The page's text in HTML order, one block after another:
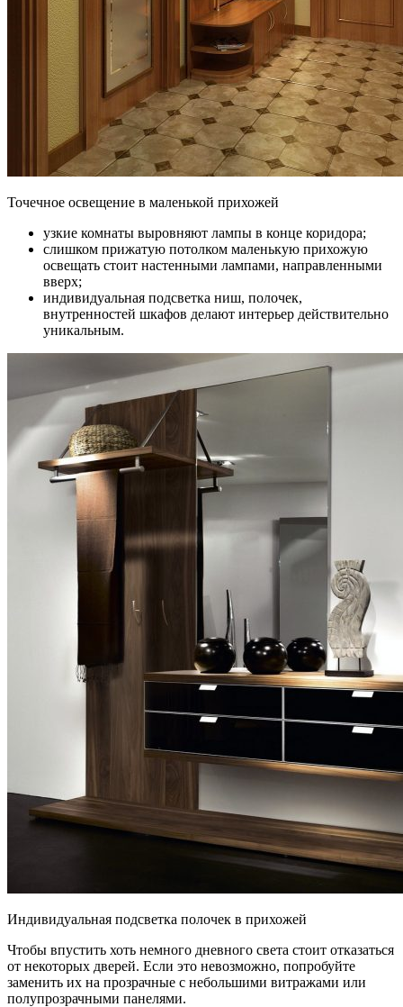
Точечное освещение в маленькой прихожей
узкие комнаты выровняют лампы в конце коридора;
слишком прижатую потолком маленькую прихожую
освещать стоит настенными лампами, направленными
вверх;
индивидуальная подсветка ниш, полочек,
внутренностей шкафов делают интерьер действительно
уникальным.
Индивидуальная подсветка полочек в прихожей
Чтобы впустить хоть немного дневного света стоит отказаться
от некоторых дверей. Если это невозможно, попробуйте
заменить их на прозрачные с небольшими витражами или
полупрозрачными панелями.